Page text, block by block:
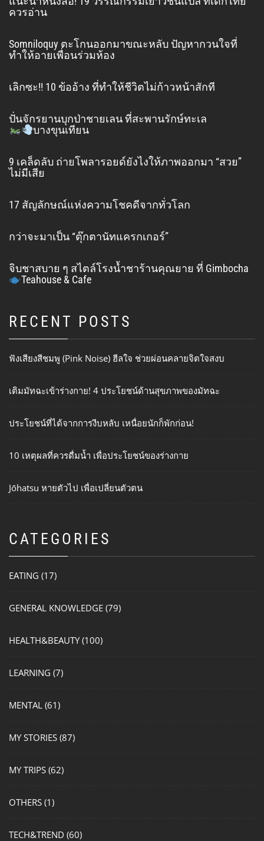
ควรอ่าน
Somniloquy ตะโกนออกมาขณะหลับ ปัญหากวนใจที่
ทำให้อายเพื่อนร่วมห้อง
เลิกซะ!! 10 ข้ออ้าง ที่ทำให้ชีวิตไม่ก้าวหน้าสักที
ปั่นจักรยานบุกป่าชายเลน ที่สะพานรักษ์ทะเล
บางขุนเทียน
9 เคล็ดลับ ถ่ายโพลารอยด์ยังไงให้ภาพออกมา “สวย”
ไม่มีเสีย
17 สัญลักษณ์แห่งความโชคดีจากทั่วโลก
กว่าจะมาเป็น “ตุ๊กตานัทแครกเกอร์”
จิบชาสบาย ๆ สไตล์โรงน้ำชาร้านคุณยาย ที่ Gimbocha
Teahouse & Cafe
RECENT POSTS
ฟังเสียงสีชมพู (Pink Noise) ฮีลใจ ช่วยผ่อนคลายจิตใจสงบ
เติมมัทฉะเข้าร่างกาย! 4 ประโยชน์ด้านสุขภาพของมัทฉะ
ประโยชน์ที่ได้จากการงีบหลับ เหนื่อยนักก็พักก่อน!
10 เหตุผลที่ควรดื่มน้ำ เพื่อประโยชน์ของร่างกาย
Jōhatsu หายตัวไป เพื่อเปลี่ยนตัวตน
CATEGORIES
EATING (17)
GENERAL KNOWLEDGE (79)
HEALTH&BEAUTY(100)
LEARNING (7)
MENTAL (61)
MY STORIES (87)
MY TRIPS (62)
OTHERS (1)
TECH&TREND (60)